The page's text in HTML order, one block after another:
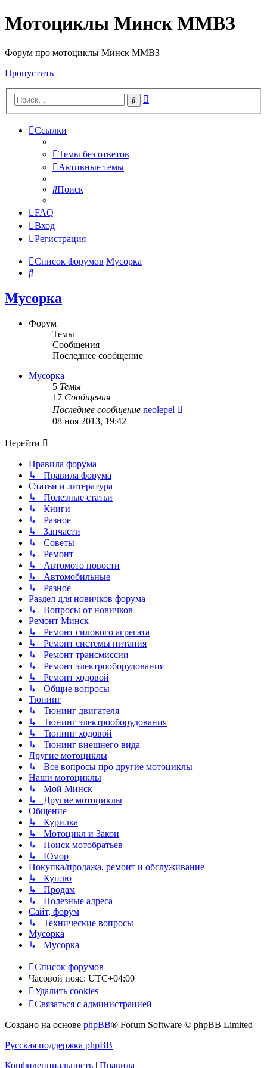
Мотоциклы Минск ММВЗ
Форум про мотоциклы Минск ММВЗ
Пропустить
Поиск
Ссылки
Темы без ответов
Активные темы
Поиск
FAQ
Вход
Регистрация
Список форумов Мусорка
Поиск
Мусорка
Форум
Темы
Сообщения
Последнее сообщение
Мусорка
5 Темы
17 Сообщения
Последнее сообщение neolepel
08 ноя 2013, 19:42
Перейти
Правила форума
↳ Правила форума
Статьи и литература
↳ Полезные статьи
↳ Книги
↳ Разное
↳ Запчасти
↳ Советы
↳ Ремонт
↳ Автомото новости
↳ Автомобильные
↳ Разное
Раздел для новичков форума
↳ Вопросы от новичков
Ремонт Минск
↳ Ремонт силового агрегата
↳ Ремонт системы питания
↳ Ремонт трансмиссии
↳ Ремонт электрооборудования
↳ Ремонт ходовой
↳ Общие вопросы
Тюнинг
↳ Тюнинг двигателя
↳ Тюнинг электрооборудования
↳ Тюнинг ходовой
↳ Тюнинг внешнего вида
Другие мотоциклы
↳ Все вопросы про другие мотоциклы
Наши мотоциклы
↳ Мой Минск
↳ Другие мотоциклы
Общение
↳ Курилка
↳ Мотоцикл и Закон
↳ Поиск мотобратьев
↳ Юмор
Покупка/продажа, ремонт и обслуживание
↳ Куплю
↳ Продам
↳ Полезные адреса
Сайт, форум
↳ Технические вопросы
Мусорка
↳ Мусорка
Список форумов
Часовой пояс: UTC+04:00
Удалить cookies
Связаться с администрацией
Создано на основе phpBB® Forum Software © phpBB Limited
Русская поддержка phpBB
Конфиденциальность | Правила